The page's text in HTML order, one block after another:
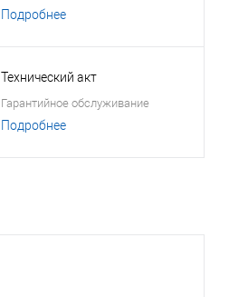
Подробнее
Технический акт
Гарантийное обслуживание
Подробнее